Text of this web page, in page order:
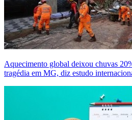
Aquecimento global deixou chuvas
tragédia em MG, diz estudo